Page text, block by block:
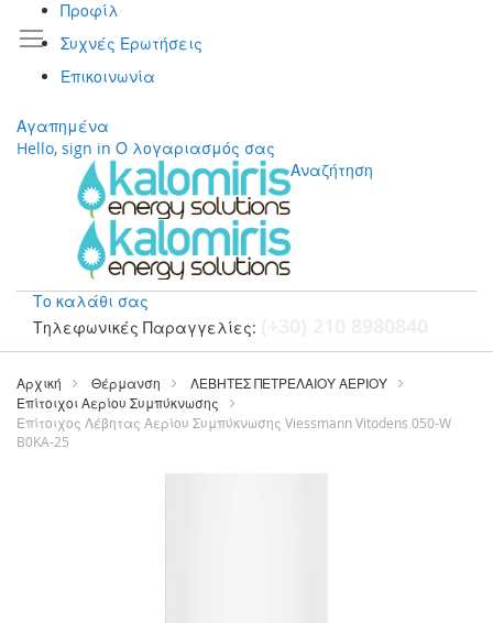
Προφίλ
Συχνές Ερωτήσεις
Επικοινωνία
Αγαπημένα
Hello, sign in Ο λογαριασμός σας
Αναζήτηση
Το καλάθι σας
Τηλεφωνικές Παραγγελίες:
Μετάβαση
περιεχόμενο
Αρχική Θέρμανση
ΛΕΒΗΤΕΣ ΠΕΤΡΕΛΑΙΟΥ ΑΕΡΙΟΥ
Επίτοιχοι Αερίου Συμπύκνωσης
Επίτοιχος Λέβητας Αερίου Συμπύκνωσης Viessmann Vitodens 050-W
B0KA-25